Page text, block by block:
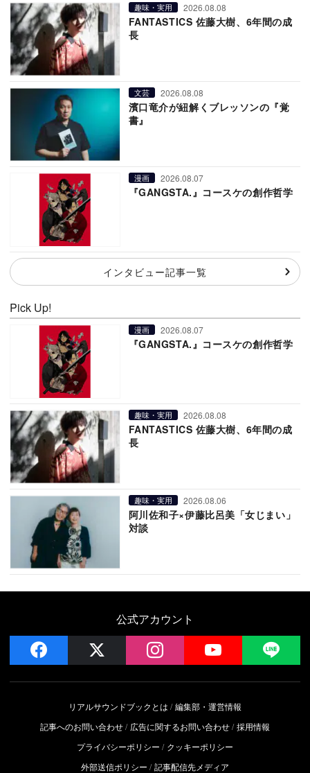
趣味・実用 2026.08.08
FANTASTICS 佐藤大樹、6年間の成
長
文芸 2026.08.08
濱口竜介が紐解くブレッソンの『覚
書』
漫画 2026.08.07
『GANGSTA.』コースケの創作哲学
インタビュー記事一覧
Pick Up!
漫画 2026.08.07
『GANGSTA.』コースケの創作哲学
趣味・実用 2026.08.08
FANTASTICS 佐藤大樹、6年間の成
長
趣味・実用 2026.08.06
阿川佐和子×伊藤比呂美「女じまい」
対談
公式アカウント
facebook instagram YouTube
リアルサウンドブックとは
編集部・運営情報
記事へのお問い合わせ
広告に関するお問い合わせ 採用情報
プライバシーポリシー
クッキーポリシー
外部送信ポリシー
記事配信先メディア